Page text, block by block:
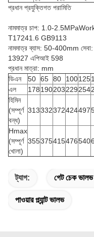
প্রধান প্রযুক্তিগত পরামিতি
নামমাত্র চাপ: 1.0-
T17241.6 GB9113
নামমাত্র ব্যাস: 50-400mm সেবা:
13927 এপিআই 598
প্রধান মাত্রা: mm
ডিএন
50 65 80 100125
এল
178190203229254
হিমিন
(সম্পূর্ণ
বন্ধ)
313332372424497
Hmax
(সম্পূর্ণ
খোলা)
355375415476540
ট্যাগ: গেট চেক ভালভ
পাওয়ার প্ল্যান্ট ভালভ